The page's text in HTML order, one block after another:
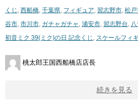
くじ , 西船橋, 千葉県, フィギュア, 習志野市, 松
谷市, 市川市, ガチャガチャ , 浦安市, 習志野台,
初音ミク ​39(ミク)の日 ​記念くじ , スケールフィ
桃太郎王国西船橋店店長
続きを見る